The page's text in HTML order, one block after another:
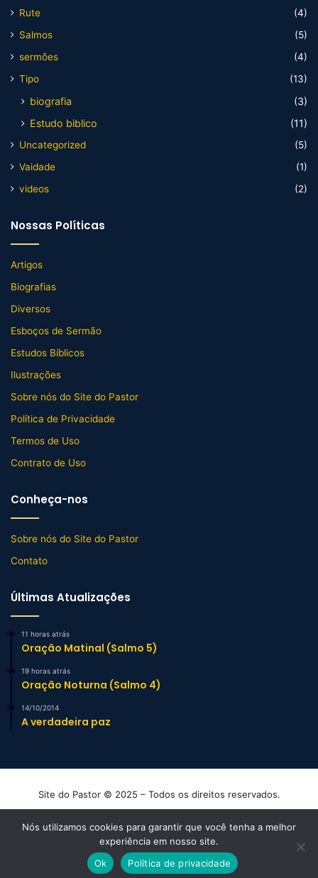
Rute
(4)
Salmos
(5)
sermões
(4)
Tipo
(13)
biografia
(3)
Estudo biblico
(11)
Uncategorized
(5)
Vaidade
(1)
videos
(2)
Nossas Políticas
Artigos
Biografias
Diversos
Esboços de Sermão
Estudos Bíblicos
Ilustrações
Sobre nós do Site do Pastor
Política de Privacidade
Termos de Uso
Contrato de Uso
Conheça-nos
Sobre nós do Site do Pastor
Contato
Últimas Atualizações
11 horas atrás
Oração Matinal (Salmo 5)
19 horas atrás
Oração Noturna (Salmo 4)
14/10/2014
A verdadeira paz
Site do Pastor © 2025 – Todos os direitos reservados.
FacebookYouTubeInstagram
TikTokWhatsApp
Nós utilizamos cookies para garantir que você tenha a melhor
experiência em nosso site.
Ok
Política de privacidade